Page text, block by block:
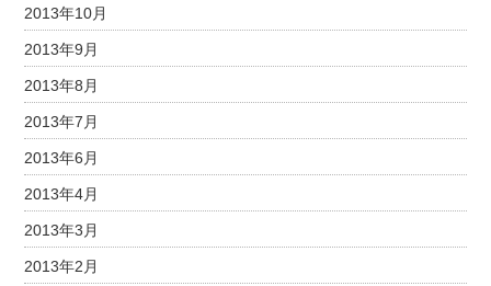
2013年10月
2013年9月
2013年8月
2013年7月
2013年6月
2013年4月
2013年3月
2013年2月